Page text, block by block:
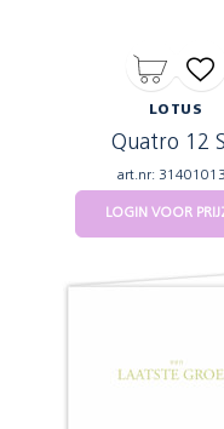
LOTUS
Quatro 12
art.nr:
LOGIN VOOR